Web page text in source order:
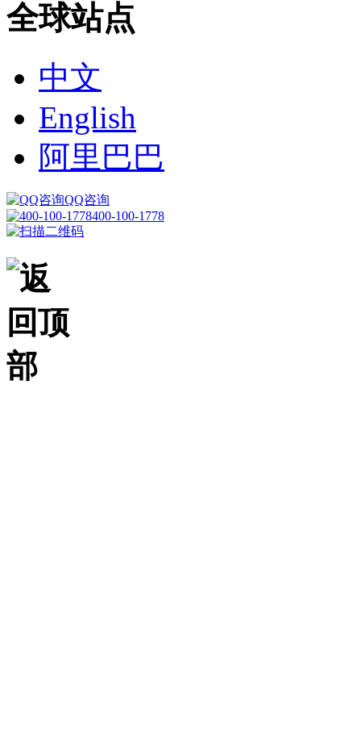
全球站点
中文
English
阿里巴巴
QQ咨询
400-100-1778